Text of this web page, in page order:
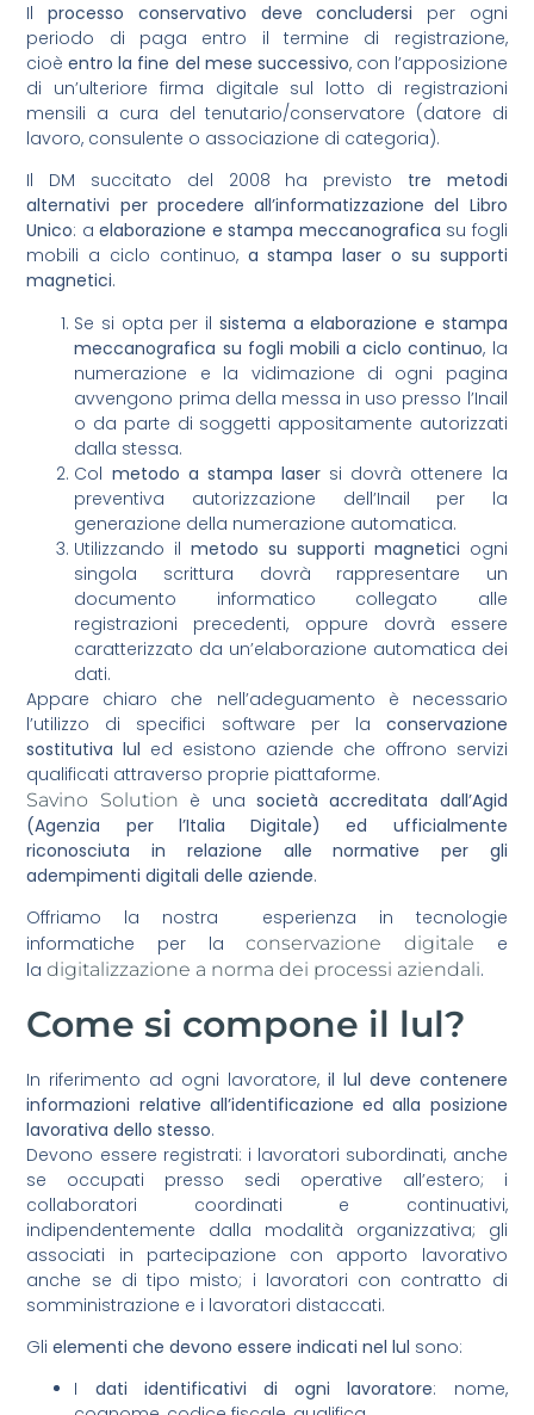
Ilprocesso conservativo deve concludersi per ogni
periodo di paga entro il termine di registrazione,
cioèentro la fine del mese successivo, con l’apposizione
di un’ulteriore firma digitale sul lotto di registrazioni
mensili a cura del tenutario/conservatore (datore di
lavoro, consulente o associazione di categoria).
Il DM succitato del 2008 ha previsto tre metodi
alternativi per procedere all’informatizzazione del Libro
Unico: aelaborazione e stampa meccanografica su fogli
mobili a ciclo continuo, a stampa laser o su supporti
magnetici.
Se si opta per il sistema a elaborazione e stampa
meccanografica su fogli mobili a ciclo continuo, la
numerazione e la vidimazione di ogni pagina
avvengono prima della messa in uso presso l’Inail
o da parte di soggetti appositamente autorizzati
dalla stessa.
Col metodo a stampa laser si dovrà ottenere la
preventiva autorizzazione dell’Inail per la
generazione della numerazione automatica.
Utilizzando ilmetodo su supporti magnetici ogni
singola scrittura dovrà rappresentare un
documento informatico collegato alle
registrazioni precedenti, oppure dovrà essere
caratterizzato da un’elaborazione automatica dei
dati.
Appare chiaro che nell’adeguamento è necessario
l’utilizzo di specifici software per la conservazione
sostitutiva lul ed esistono aziende che offrono servizi
qualificati attraverso proprie piattaforme.
Savino Solution è una società accreditata dall’Agid
(Agenzia per l’Italia Digitale) ed ufficialmente
riconosciuta in relazione alle normative per gli
adempimenti digitali delle aziende.
Offriamo la nostra esperienza in tecnologie
informatiche per laconservazione digitale e
ladigitalizzazione a norma dei processi aziendali.
Come si compone il lul?
In riferimento ad ogni lavoratore, il lul deve contenere
informazioni relative all’identificazione ed alla posizione
lavorativa dello stesso.
Devono essere registrati: i lavoratori subordinati, anche
se occupati presso sedi operative all’estero; i
collaboratori coordinati e continuativi,
indipendentemente dalla modalità organizzativa; gli
associati in partecipazione con apporto lavorativo
anche se di tipo misto; i lavoratori con contratto di
somministrazione e i lavoratori distaccati.
Glielementi che devono essere indicati nel lul sono:
I dati identificativi di ogni lavoratore: nome,